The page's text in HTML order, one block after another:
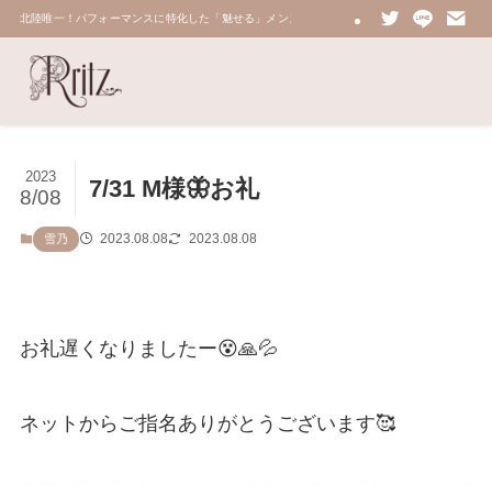
北陸唯一！パフォーマンスに特化した「魅せる」メンズエステ 鼠蹊部・密着・総合技術力
7/31 M様🦋お礼
2023
8/08
雪乃 2023.08.08 2023.08.08
お礼遅くなりましたー😵🙏💦
ネットからご指名ありがとうございます🥰